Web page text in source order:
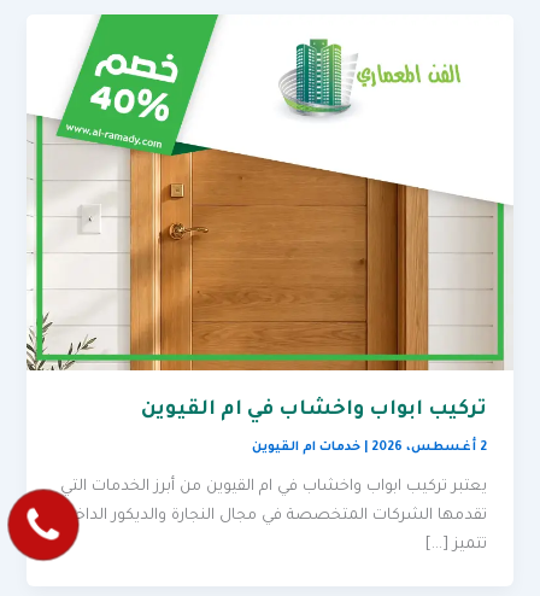
تركيب ابواب واخشاب في ام القيوين
2 أغسطس، 2026 |خدمات ام القيوين
يعتبر تركيب ابواب واخشاب في ام القيوين من أبرز الخدمات التي
تقدمها الشركات المتخصصة في مجال النجارة والديكور الداخلي.
تتميز […]